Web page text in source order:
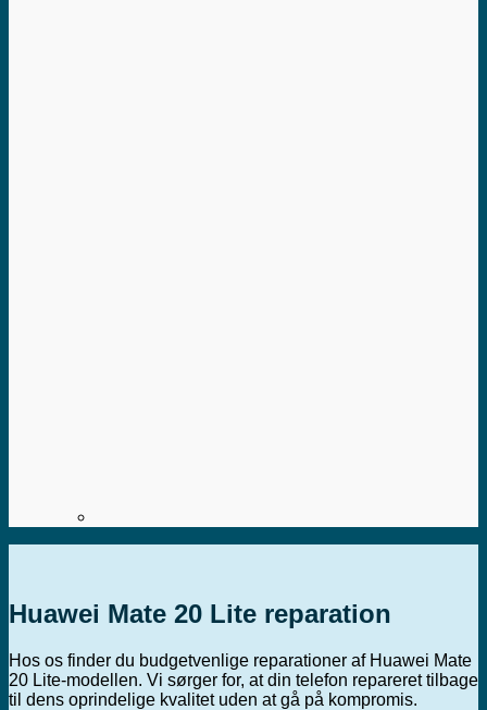
Huawei Mate 20 Lite reparation
Hos os finder du budgetvenlige reparationer af Huawei Mate
20 Lite-modellen. Vi sørger for, at din telefon repareret tilbage
til dens oprindelige kvalitet uden at gå på kompromis.